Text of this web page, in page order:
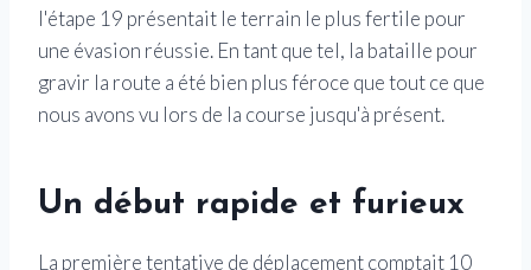
l'étape 19 présentait le terrain le plus fertile pour
une évasion réussie. En tant que tel, la bataille pour
gravir la route a été bien plus féroce que tout ce que
nous avons vu lors de la course jusqu'à présent.
Un début rapide et furieux
La première tentative de déplacement comptait 10